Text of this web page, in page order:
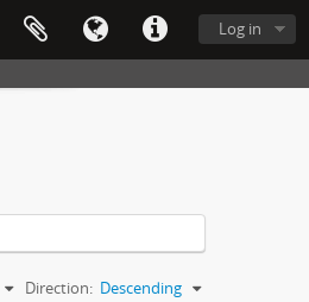
Log in
Direction: Descending